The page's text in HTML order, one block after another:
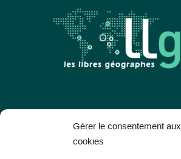
Gérer le consentement aux
cookies
Les Libres Géographes